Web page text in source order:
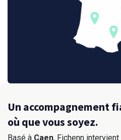
Un accompagnement
où que vous soyez.
Basé à Caen, Fichenn